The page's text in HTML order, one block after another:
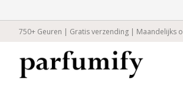
750+ Geuren | Gratis verzending | Maandelijks